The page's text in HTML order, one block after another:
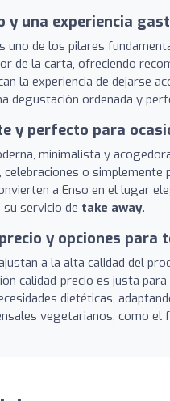
y una experiencia
uno de los pilares
de la carta, ofreciendo
la experiencia de dejarse
degustación ordenada y
y perfecto para
minimalista y
o simplemente
a Enso en el lugar
servicio de take away.
y opciones para
a la alta calidad del
calidad-precio es justa
dietéticas,
vegetarianos, como